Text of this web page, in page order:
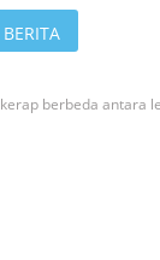
berbeda